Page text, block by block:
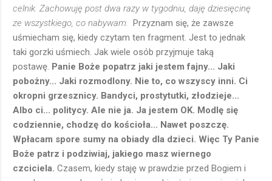
celnik. Zachowuję post dwa razy w tygodniu, daję dziesięcinę
ze wszystkiego, co nabywam. Przyznam się, że zawsze
uśmiecham się, kiedy czytam ten fragment. Jest to jednak
taki gorzki uśmiech. Jak wiele osób przyjmuje taką
postawę. Panie Boże popatrz jaki jestem fajny... Jaki
pobożny... Jaki rozmodlony. Nie to, co wszyscy inni. Ci
okropni grzesznicy. Bandyci, prostytutki, złodzieje...
Albo ci... politycy. Ale nie ja. Ja jestem OK. Modlę się
codziennie, chodzę do kościoła... Nawet poszczę.
Wpłacam spore sumy na obiady dla dzieci. Więc Ty Panie
Boże patrz i podziwiaj, jakiego masz wiernego
czciciela. Czasem, kiedy staję w prawdzie przed Bogiem i